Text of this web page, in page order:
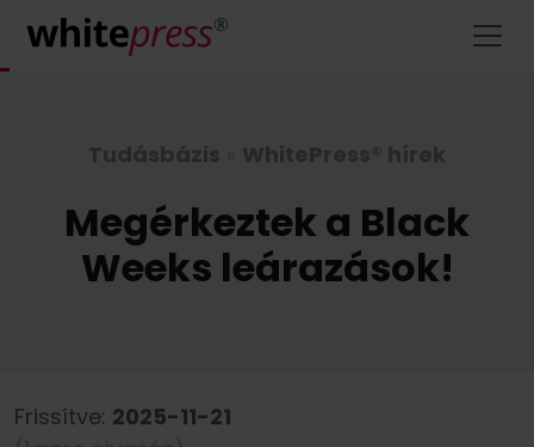
Tudásbázis WhitePress® hírek
Megérkeztek a Black
Weeks leárazások!
Frissítve: 2025-11-21